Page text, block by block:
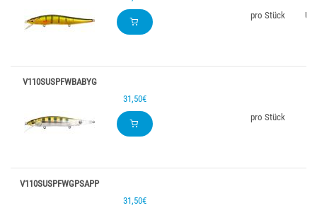
pro Stück
UL
V110SUSPFWBABYG
31,50€
pro Stück
V110SUSPFWGPSAPP
31,50€